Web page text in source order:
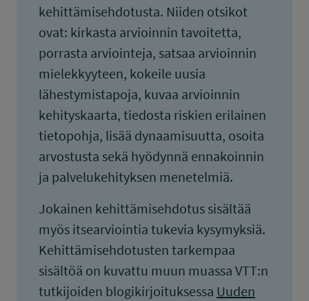
kehittämisehdotusta. Niiden otsikot
ovat: kirkasta arvioinnin tavoitetta,
porrasta arviointeja, satsaa arvioinnin
mielekkyyteen, kokeile uusia
lähestymistapoja, kuvaa arvioinnin
kehityskaarta, tiedosta riskien erilainen
tietopohja, lisää dynaamisuutta, osoita
arvostusta sekä hyödynnä ennakoinnin
ja palvelukehityksen menetelmiä.
Jokainen kehittämisehdotus sisältää
myös itsearviointia tukevia kysymyksiä.
Kehittämisehdotusten tarkempaa
sisältöä on kuvattu muun muassa VTT:n
tutkijoiden blogikirjoituksessa Uuden